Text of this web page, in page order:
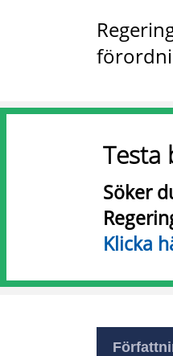
Testa
Söker
Klicka